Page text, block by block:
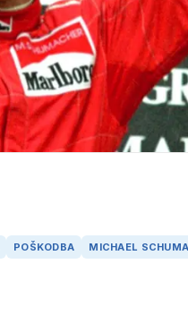
POŠKODBA MICHAEL